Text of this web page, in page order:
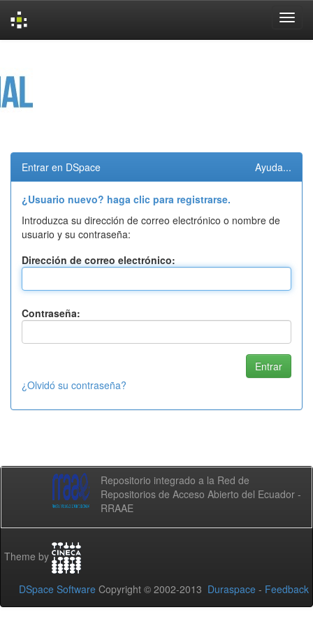
Entrar en DSpace Ayuda...
¿Usuario nuevo? haga clic para registrarse.
Introduzca su dirección de correo electrónico o nombre de
usuario y su contraseña:
Dirección de correo electrónico:
Contraseña:
¿Olvidó su contraseña?
Repositorio integrado a la Red de
Repositorios de Acceso Abierto del Ecuador -
RRAAE
Theme by
DSpace Software Copyright © 2002-2013 Duraspace - Feedback